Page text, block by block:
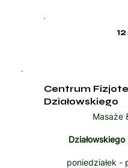
Centrum
Działowskiego
Masaże
poniedziałek -